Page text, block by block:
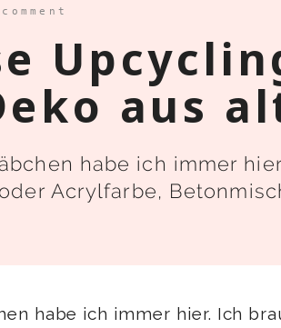
aus
habe ich immer
Acrylfarbe,
habe ich immer hier. Ich